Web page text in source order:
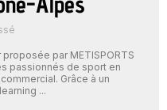
par METISPORTS
passionnés de sport en
Grâce à un
...